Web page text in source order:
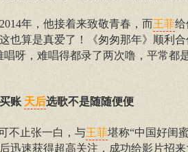
年，他接着来致敬青春，而王菲给
也算是真爱了！《匆匆那年》顺利
唱呀，难唱得都录了两次噜，平常都
账 天后选歌不是随随便便
不止张一白，与王菲堪称“中国好闺
迅速获得超高关注，成功给影片招